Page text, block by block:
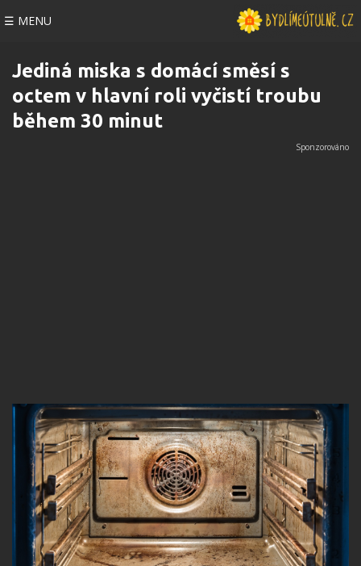
☰ MENU
Jediná miska s domácí směsí s
octem v hlavní roli vyčistí troubu
během 30 minut